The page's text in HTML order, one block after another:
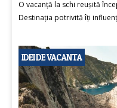
O vacanță la schi reușită
Destinația potrivită îți
IDEI DE VACANTA